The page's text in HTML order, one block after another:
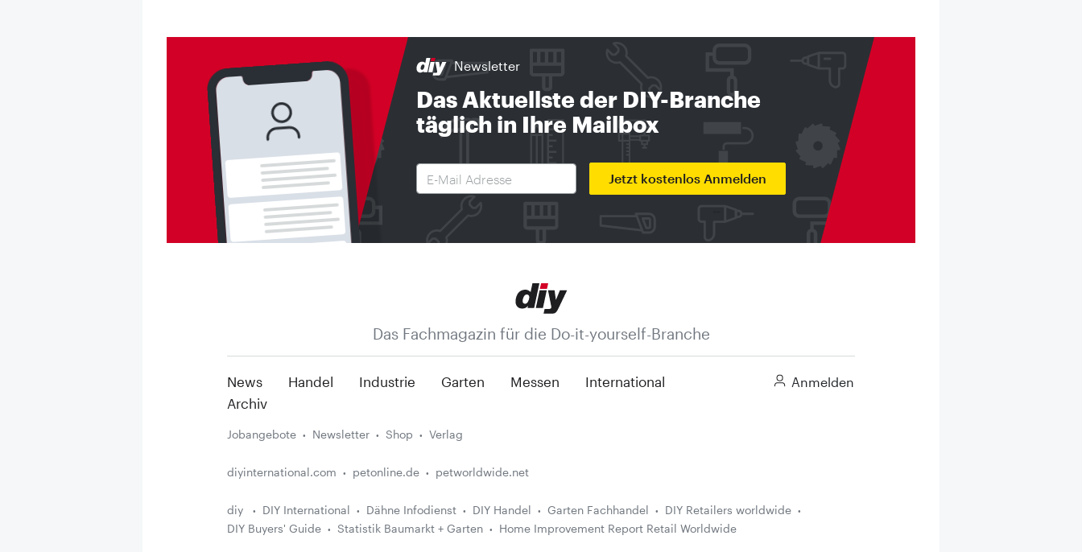
Newsletter
Das Aktuellste der DIY-Branche
täglich in Ihre Mailbox
Jetzt kostenlos Anmelden
Das Fachmagazin für die Do-it-yourself-Branche
News Handel Industrie Garten Messen
International
Archiv
Anmelden
Jobangebote Newsletter Shop Verlag
diyinternational.com petonline.de petworldwide.net
diy DIY International Dähne Infodienst DIY Handel Garten Fachhandel
DIY Retailers worldwide
DIY Buyers' Guide
Statistik Baumarkt + Garten Home Improvement Report Retail Worldwide